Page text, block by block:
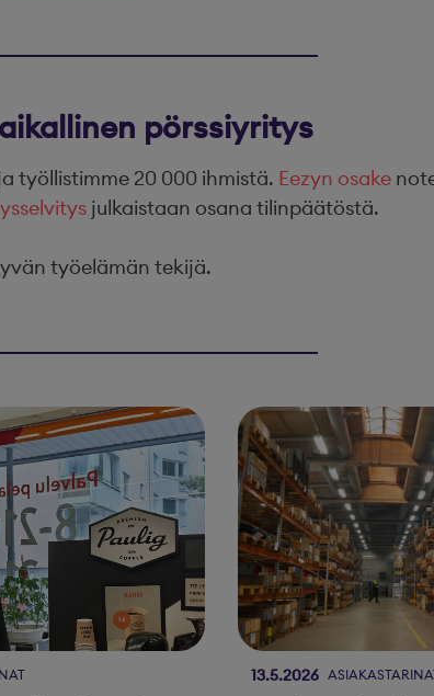
pörssiyritys
työllistimme 20 000 ihmistä. Eezyn osake
julkaistaan osana tilinpäätöstä.
työelämän tekijä.
13.5.2026